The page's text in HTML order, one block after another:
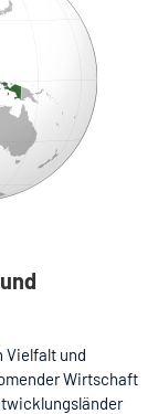
Vielfalt und
Wirtschaft